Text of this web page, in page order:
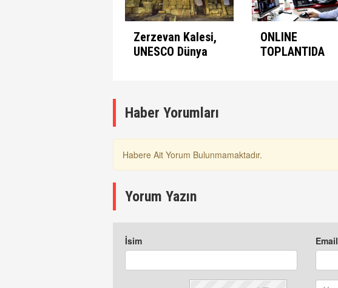
Zerzevan Kalesi,
UNESCO Dünya
ONLINE
TOPLANTIDA
Haber Yorumları
Habere Ait Yorum Bulunmamaktadır.
Yorum Yazın
İsim Email